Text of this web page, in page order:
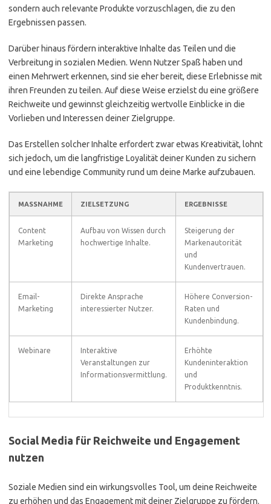
sondern auch relevante Produkte vorzuschlagen, die zu den
Ergebnissen passen.
Darüber hinaus fördern interaktive Inhalte das Teilen und die
Verbreitung in sozialen Medien. Wenn Nutzer Spaß haben und
einen Mehrwert erkennen, sind sie eher bereit, diese Erlebnisse mit
ihren Freunden zu teilen. Auf diese Weise erzielst du eine größere
Reichweite und gewinnst gleichzeitig wertvolle Einblicke in die
Vorlieben und Interessen deiner Zielgruppe.
Das Erstellen solcher Inhalte erfordert zwar etwas Kreativität, lohnt
sich jedoch, um die langfristige Loyalität deiner Kunden zu sichern
und eine lebendige Community rund um deine Marke aufzubauen.
MASSNAHME ZIELSETZUNG ERGEBNISSE
Content
Marketing
Aufbau von Wissen durch
hochwertige Inhalte.
Steigerung der
Markenautorität
und
Kundenvertrauen.
Email-
Marketing
Direkte Ansprache
interessierter Nutzer.
Höhere Conversion-
Raten und
Kundenbindung.
Webinare
Interaktive
Veranstaltungen zur
Informationsvermittlung.
Erhöhte
Kundeninteraktion
und
Produktkenntnis.
Social Media für Reichweite und Engagement
nutzen
Soziale Medien sind ein wirkungsvolles Tool, um deine Reichweite
zu erhöhen und das Engagement mit deiner Zielgruppe zu fördern.